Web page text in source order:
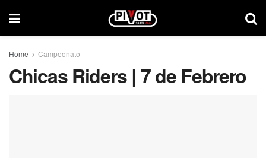
Home Campeonato
Chicas Riders | 7 de Febrero